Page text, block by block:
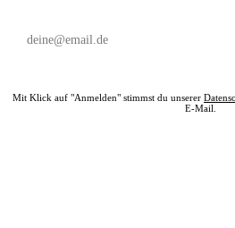
Mit Klick auf "Anmelden" stimmst du unserer
E-Mail.